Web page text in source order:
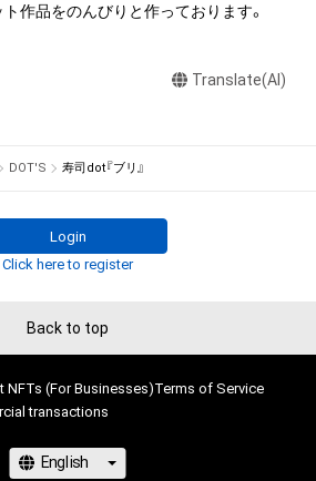
知的財産権を侵害するおそれのある行為
合、利用をお断りさせていただきま
ても、本アイテムの作成者または第三
作品をのんびりと作っております。
Translate(AI)
DOT'S 寿司dot『ブリ』
Login
Click here to register
Back to top
NFTs (For Businesses)Terms of Service
transactions